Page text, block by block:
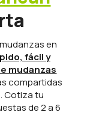
en
fácil y
mudanzas
compartidas
Cotiza tu
de 2 a 6